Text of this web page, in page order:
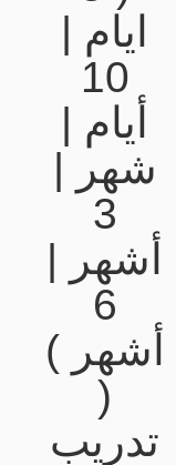
ايام |
10
أيام |
شهر |
3
أشهر |
6
أشهر )
(
تدريب